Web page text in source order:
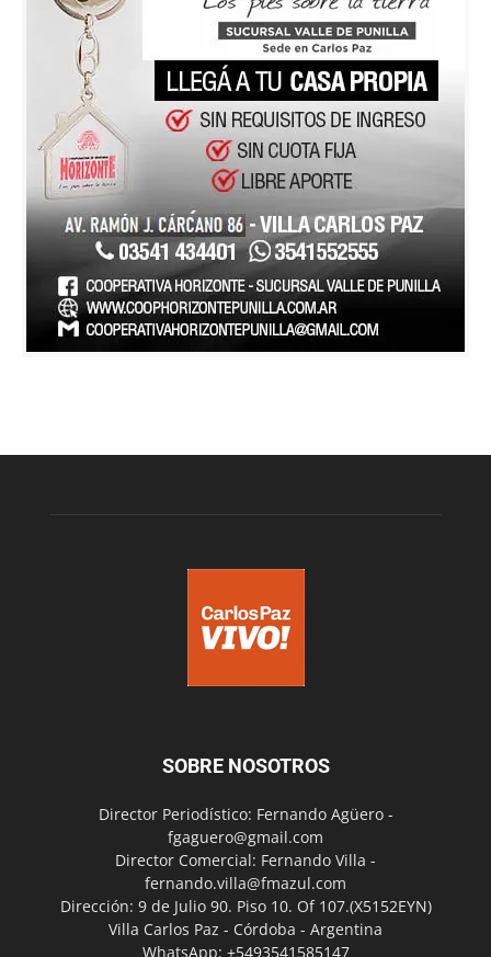
SOBRE NOSOTROS
Director Periodístico: Fernando Agüero -
fgaguero@gmail.com
Director Comercial: Fernando Villa -
fernando.villa@fmazul.com
Dirección: 9 de Julio 90. Piso 10. Of 107.(X5152EYN)
Villa Carlos Paz - Córdoba - Argentina
WhatsApp: +5493541585147